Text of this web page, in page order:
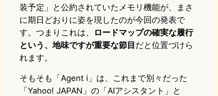
装予定」と公約されていたメモリ機能が、まさ
に期日どおりに姿を現したのが今回の発表で
す。つまりこれは、
ロードマップの確実な履行
という、地味ですが重要な節目だと位置づけら
れます。
そもそも「Agent i」は、これまで別々だった
「Yahoo! JAPAN」の「AIアシスタント」と